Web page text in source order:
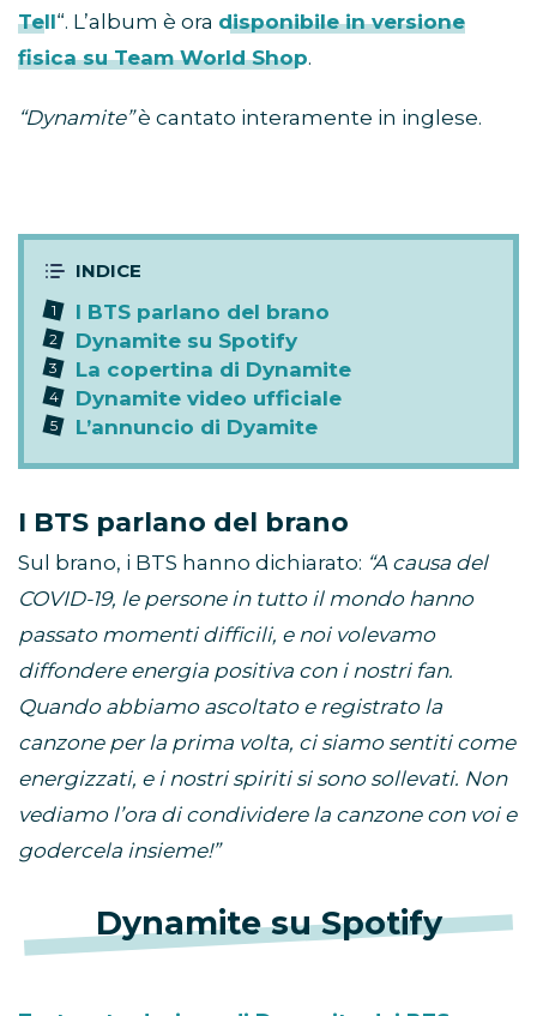
Tell“. L’album è ora disponibile in versione
fisica su Team World Shop.
“Dynamite”è cantato interamente in inglese.
I BTS parlano del brano
Dynamite su Spotify
La copertina di Dynamite
Dynamite video ufficiale
L’annuncio di Dyamite
I BTS parlano del brano
Sul brano, i BTS hanno dichiarato: “A causa del
COVID-19, le persone in tutto il mondo hanno
passato momenti difficili, e noi volevamo
diffondere energia positiva con i nostri fan.
Quando abbiamo ascoltato e registrato la
canzone per la prima volta, ci siamo sentiti come
energizzati, e i nostri spiriti si sono sollevati. Non
vediamo l’ora di condividere la canzone con voi e
godercela insieme!”
Dynamite su Spotify